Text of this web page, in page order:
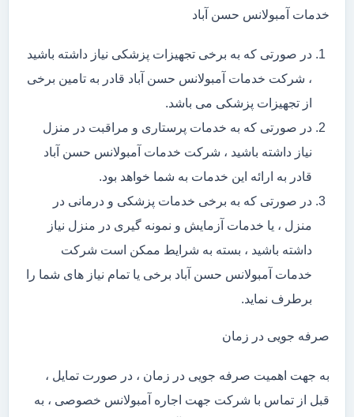
خدمات آمبولانس حسن آباد
در صورتی که به برخی تجهیزات پزشکی نیاز داشته باشید
، شرکت خدمات آمبولانس حسن آباد قادر به تامین برخی
از تجهیزات پزشکی می باشد.
در صورتی که به خدمات پرستاری و مراقبت در منزل
نیاز داشته باشید ، شرکت خدمات آمبولانس حسن آباد
قادر به ارائه این خدمات به شما خواهد بود.
در صورتی که به برخی خدمات پزشکی و درمانی در
منزل ، یا خدمات آزمایش و نمونه گیری در منزل نیاز
داشته باشید ، بسته به شرایط ممکن است شرکت
خدمات آمبولانس حسن آباد برخی یا تمام نیاز های شما را
برطرف نماید.
صرفه جویی در زمان
به جهت اهمیت صرفه جویی در زمان ، در صورت تمایل ،
قبل از تماس با شرکت جهت اجاره آمبولانس خصوصی ، به